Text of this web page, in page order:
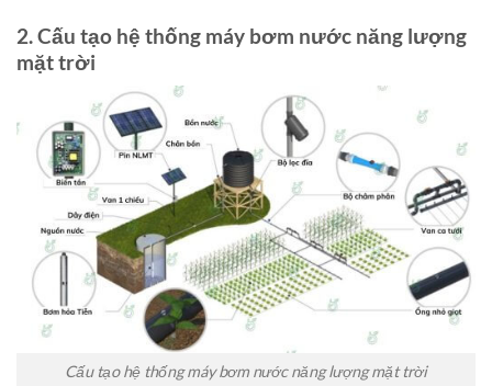
2. Cấu tạo hệ thống máy bơm nước năng lượng
mặt trời
Cấu tạo hệ thống máy bơm nước năng lượng mặt trời